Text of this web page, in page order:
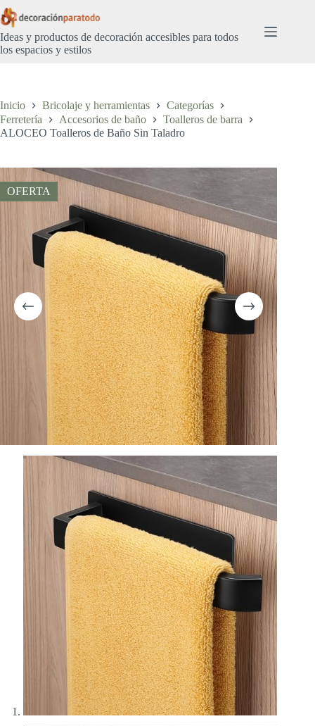
Saltar
al
contenido
Ideas y productos de decoración accesibles para todos
los espacios y estilos
Inicio Bricolaje y herramientas
Categorías
Ferretería
Accesorios de baño
Toalleros de barra
ALOCEO Toalleros de Baño Sin Taladro
OFERTA